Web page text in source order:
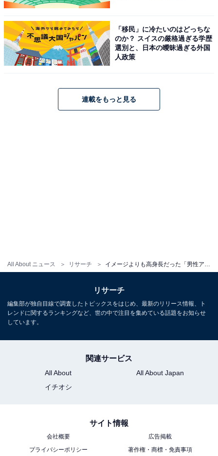
All About ニュース リサーチ
は大きいと思った」(20代男性／石川県)などの理由があ
がりました。
こちらもおすすめ
「移民」に冷たいのはどっちな
のか？ スイスの厳格過ぎる学歴
選別と、日本の曖昧過ぎる外国
人政策
連載をもっと見る
リサーチ
編集部が独自目線で調査したトピックスをはじめ、最新のリリース情報、ト
レンドに関するランキングなど、世の中で注目を集めている話題をお知らせ
しています。
関連サービス
All About
All About Japan
イチオシ
サイト情報
会社概要
広告掲載
プライバシーポリシー
著作権・商標・免責事項